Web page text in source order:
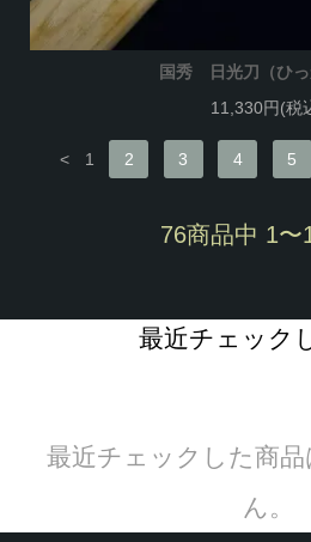
国秀 日光刀（ひっ
11,330円(税
< 1 2 3 4 5
76商品中 1〜
最近チェック
最近チェックした商
ん。